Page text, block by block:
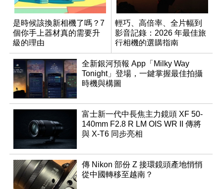
是時候該換新相機了嗎？7
個你手上器材真的需要升
級的理由
輕巧、高倍率、全片幅到
影音記錄：2026 年最佳旅
行相機的選購指南
全新銀河預報 App「Milky Way
Tonight」登場，一鍵掌握最佳拍攝
時機與構圖
富士新一代中長焦主力鏡頭 XF 50-
140mm F2.8 R LM OIS WR II 傳將
與 X-T6 同步亮相
傳 Nikon 部份 Z 接環鏡頭產地悄悄
從中國轉移至越南？